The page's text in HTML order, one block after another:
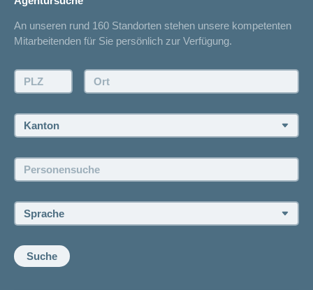
Spitalliste
Unfallmeldung
Offertanfrage
Rückruf anfordern
Offene Stellen
An unseren rund 160 Standorten stehen unsere kompetenten
Mitarbeitenden für Sie persönlich zur Verfügung.
PLZ: Ort:
Kanton:
Personensuche:
Sprache:
Suche